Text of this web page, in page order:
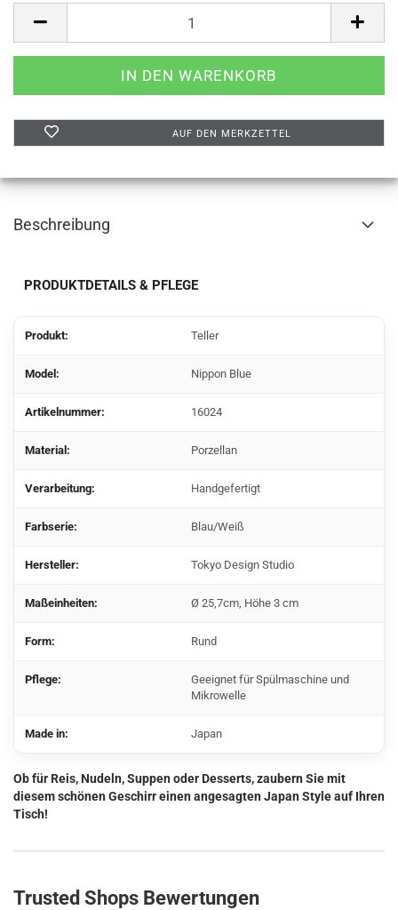
AUF DEN MERKZETTEL
Beschreibung
PRODUKTDETAILS & PFLEGE
Produkt: Teller
Model: Nippon Blue
Artikelnummer: 16024
Material: Porzellan
Verarbeitung: Handgefertigt
Farbserie: Blau/Weiß
Hersteller: Tokyo Design Studio
Maßeinheiten: Ø 25,7cm, Höhe 3 cm
Form: Rund
Pflege:
Geeignet für Spülmaschine und
Mikrowelle
Made in: Japan
Ob für Reis, Nudeln, Suppen oder Desserts, zaubern Sie mit
diesem schönen Geschirr einen angesagten Japan Style auf Ihren
Tisch!
Trusted Shops Bewertungen